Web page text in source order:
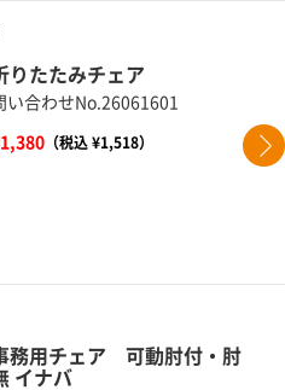
りたたみチェア
い合わせNo.26061601
（税込 ¥1,518）
務用チェア 可動肘付・肘
イナバ